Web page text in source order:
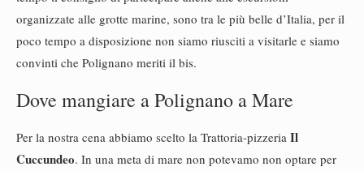
organizzate alle grotte marine, sono tra le più belle d’Italia, per il
poco tempo a disposizione non siamo riusciti a visitarle e siamo
convinti che Polignano meriti il bis.
Dove mangiare a Polignano a Mare
Per la nostra cena abbiamo scelto la Trattoria-pizzeria Il
Cuccundeo. In una meta di mare non potevamo non optare per